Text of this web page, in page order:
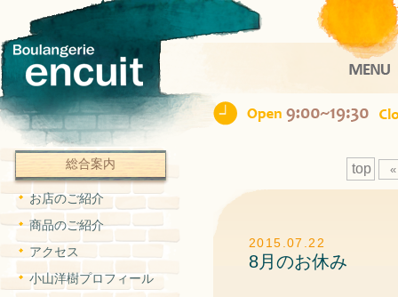
top «
2015.07.22
8月のお休み
総合案内
お店のご紹介
商品のご紹介
アクセス
小山洋樹プロフィール